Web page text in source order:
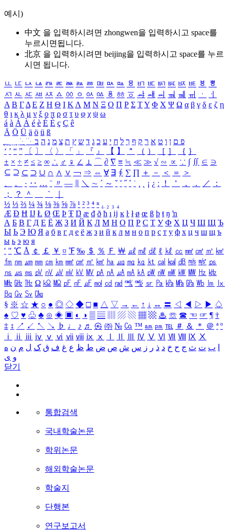
예시)
中文 을 입력하시려면 zhongwen을 입력하시고 space를
누르시면됩니다.
北京 을 입력하시려면 beijing을 입력하시고 space를 누르
시면 됩니다.
ㅥ ㅦ ㅧ ㅨ ㅩ ㅪ ㅫ ㅬ ㅭ ㅮ ㅯ ㅰ ㅱ ㅲ ㅳ ㅴ ㅵ ㅶ ㅷ ㅸ
ㅹ
ㅺ ㅻ ㅼ ㅽ ㅾ ㅿ ㆀ ㆁ ㆂ ㆃ ㆄ ㆅ ㆆ ㆇ ㆈ ㆉ ㆊ ㆋ ㆌ ㆍ
ㆎ
Α Β ΓΔ Ε Ζ Η Θ Ι ΚΛ Μ Ν Ξ Ο Π Ρ Σ ΤΥ Φ Χ Ψ Ω α β γ δ ε ζ η
θ ι κ λ μ ν ξ ο π ρ σ τ υ φ χ ψ ω
á à Á À é è É È ç Ç ê
Ä Ö Ü ä ö ü ß
ִֶֹ ֻּ ׁׂ פ ם ן ו ט א ר ק ף ך ל ח י ע כ ג ד ש ץ ת צ מ נ ה ב
‘ ’ “ ” 〔 〕 〈 〉 「 」 『 』 【 】 ＂ （ ） ［ ］ ｛ ｝
± × ÷ ≠ ≤ ≥ ∞ ∴ ♂ ♀ ∠ ⊥ ⌒ ∂ ∇ ≡ ≒ ≪ ≫ √ ∽ ∝ ∵ ∫ ∬ ∈ ∋
⊆ ⊇ ⊂ ⊃ ∪ ∩ ∧ ∨ ￢ ⇒ ⇔ ∀ ∃ ∮ ∑ ∏ ＋ － ＜ ＝
＞
、
。 · ‥ … ¨ 〃 ― ＼ ∼ ´ ～ ˇ ˘ ˝ ˚ ˙ ¸ ¡ ¿ ː ！ ＇ ， ． ／
：
；
？ ＾ ｀
½ ⅓ ⅔ ¼ ¾ ⅛ ⅜ ⅝ ⅞ ¹ ² ³ ⁴ ⁿ ₁ ₂ ₃ ₄
Æ Ð Ħ Ĳ Ł Ø Œ Þ Ŧ Ŋ æ đ ð ħ ı ĳ ĸ ŀ ł ø œ ß þ ŧ ŋ ŉ
А Б В Г Д Е Ё Ж З И Й К Л М Н О П Р С Т У Ф Х Ц Ч Ш Щ Ъ
Ы Ь Э Ю Я а б в г д е ё ж з и й к л м н о п р с т у ф х ц ч ш щ ъ
ы ь э ю я
′ ″ ℃ Å ￠ ￡ ￥ ¤ ℉ ‰ ＄ ％ Ｆ ￦ ㎕ ㎖ ㎗ ℓ ㎘ ㏄ ㎣ ㎤ ㎥ ㎦
㎙ ㎚ ㎛ ㎜ ㎝ ㎞ ㎟ ㎠ ㎡ ㎢ ㏊ ㎍ ㎎ ㎏ ㏏ ㎈ ㎉ ㏈ ㎧ ㎨ ㎰
㎱ ㎲ ㎳ ㎴ ㎵ ㎶ ㎷ ㎸ ㎹ ㎀ ㎁ ㎂ ㎃ ㎄ ㎺ ㎻ ㎽ ㎾ ㎿ ㎐ ㎑
㎒ ㎓ ㎔ Ω ㏀ ㏁ ㎊ ㎋ ㎌ ㏖ ㏅ ㎭ ㎮ ㎯ ㏛ ㎩ ㎪ ㎫ ㎬ ㏝ ㏐
㏓
㏃ ㏉ ㏜ ㏆
§ ※ ☆ ★ ○ ● ◎ ◇ ◆ □ ■ △ ▽ → ← ↑ ↓ ↔ 〓 ◁ ◀ ▷ ▶ ♤
♠ ♡ ♥ ♧ ♣ ⊙ ◈ ▣ ◐ ◑ ▒ ▤ ▨ ▧ ▦ ▩ ♨ ☏ ☎ ☜ ☞ ¶ †
‡ ↕ ↗ ↙ ↖ ↘ ♭ ♩ ♪ ♬ ㉿ ㈜ № ㏇ ™ ㏂ ㏘ ℡ ＃ ＆ ＊ ＠ ª º
ⅰ
ⅱ ⅲ ⅳ ⅴ ⅵ ⅶ ⅷ ⅸ ⅹ Ⅳ Ⅴ Ⅵ Ⅶ Ⅷ Ⅸ Ⅹ
ب ت ث ج ح خ د ذ ر ز س ش ص ض ط ظ ع غ ف ق ک ل م ن ه
و ی
닫기
통합검색
국내학술논문
학위논문
해외학술논문
학술지
단행본
연구보고서